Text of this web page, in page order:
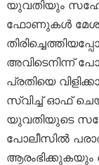
യുവതിയും
ഫോണുകൾ
അവിടെനിന്ന്
പ്രതിയെ
സ്വിച്ച് ഓഫ്
യുവതിയുടെ
പോലീസിൽ
ആരംഭിക്കുകയും